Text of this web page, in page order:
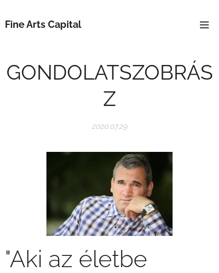
Fine Arts Capital
GONDOLATSZOBRÁS
Z
2020.07.29
"Aki az életbe